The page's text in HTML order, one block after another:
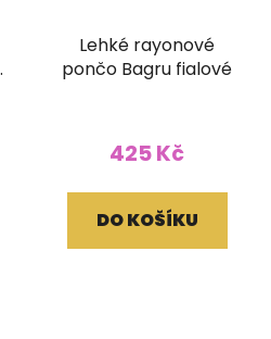
Lehké rayonové
pončo Bagru fialové
425 Kč
DO KOŠÍKU